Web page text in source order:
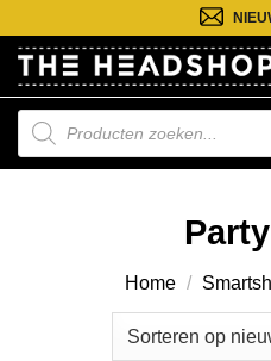
naar
inhoud
Producten
zoeken
Home /